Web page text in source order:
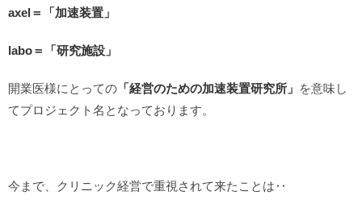
axel＝「加速装置」
labo＝「研究施設」
開業医様にとっての 「経営のための加速装置研究所」 を意味し
てプロジェクト名となっております。
今まで、クリニック経営で重視されて来たことは‥